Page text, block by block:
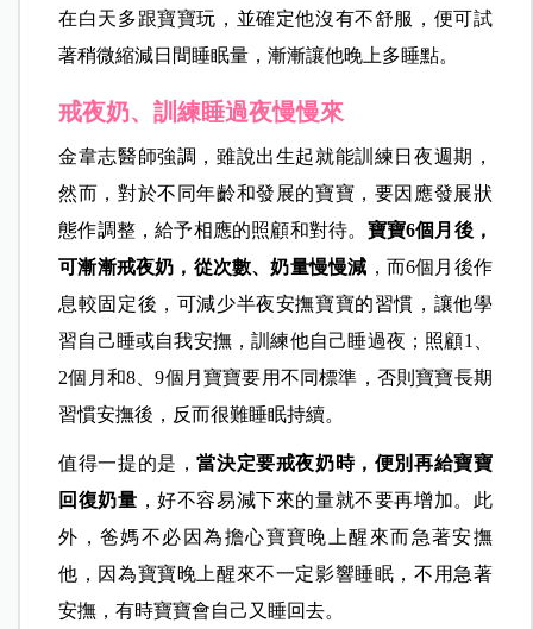
在白天多跟寶寶玩，並確定他沒有不舒服，便可試
著稍微縮減日間睡眠量，漸漸讓他晚上多睡點。
戒夜奶、訓練睡過夜慢慢來
金韋志醫師強調，雖說出生起就能訓練日夜週期，
然而，對於不同年齡和發展的寶寶，要因應發展狀
態作調整，給予相應的照顧和對待。 寶寶6個月後，
可漸漸戒夜奶，從次數、奶量慢慢減 ，而6個月後作
息較固定後，可減少半夜安撫寶寶的習慣，讓他學
習自己睡或自我安撫，訓練他自己睡過夜；照顧1、
2個月和8、9個月寶寶要用不同標準，否則寶寶長期
習慣安撫後，反而很難睡眠持續。
值得一提的是，當決定要戒夜奶時，便別再給寶寶
回復奶量 ，好不容易減下來的量就不要再增加。此
外，爸媽不必因為擔心寶寶晚上醒來而急著安撫
他，因為寶寶晚上醒來不一定影響睡眠，不用急著
安撫，有時寶寶會自己又睡回去。